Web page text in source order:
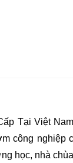
Tại Việt
công
học, nhà